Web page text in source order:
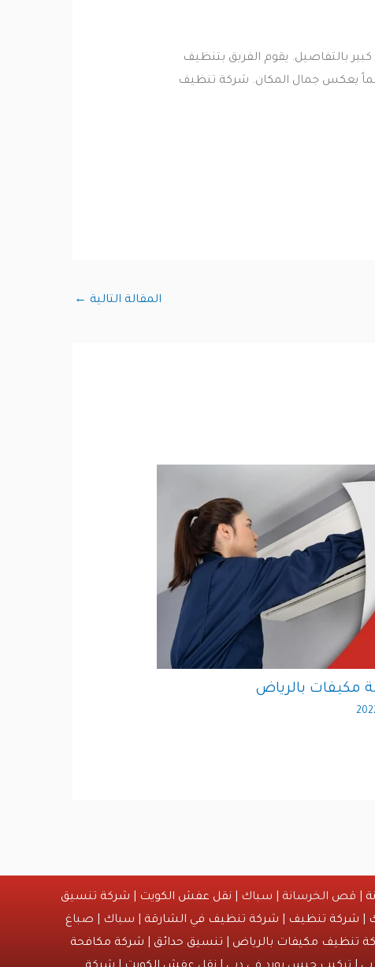
بالتفاصيل. يقوم الفريق بتنظيف
يعكس جمال المكان. شركة تنظيف
المقالة التالية ←
مكيفات بالرياض
| قص الخرسانة | سباك | نقل عفش الكويت
شركة تنسيق
شركة تنظيف شركة تنظيف في الشارقة | سباك | صباغ
تنظيف مكيفات بالرياض تنسيق حدائق
شركة مكافحة